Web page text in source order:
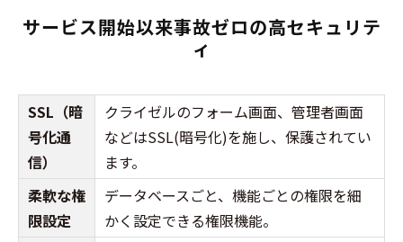
サービス開始以来事故ゼロの高セキュリテ
ィ
SSL（暗
号化通
信）
クライゼルのフォーム画面、管理者画面
などはSSL(暗号化)を施し、保護されてい
ます。
柔軟な権
限設定
データベースごと、機能ごとの権限を細
かく設定できる権限機能。